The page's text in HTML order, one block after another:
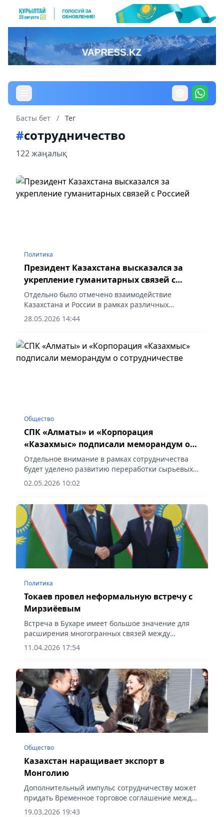
Басты бет / Тег
#сотрудничество
122 жаңалық
Политика
Президент Казахстана высказался за
укрепление гуманитарных связей с
Россией
Отдельно было отмечено взаимодействие
Казахстана и России в рамках различных
многосторонних площадок, сообщает
корреспондент vecher.kz.
28.05.2026 14:44
Общество
СПК «Алматы» и «Корпорация
«Казахмыс» подписали меморандум о
сотрудничестве
Отдельное внимание в рамках сотрудничества
будет уделено развитию переработки сырьевых
ресурсов, сообщает корреспондент vecher.kz.
02.05.2026 10:02
Политика
Токаев провел неформальную встречу с
Мирзиёевым
Встреча в Бухаре имеет большое значение для
расширения многогранных связей между
странами, сообщает Vecher.kz.
11.04.2026 17:54
Общество
Казахстан наращивает экспорт в
Монголию
Дополнительный импульс сотрудничеству может
придать Временное торговое соглашение между
ЕАЭС и Монголией, сообщает Vecher.kz.
19.03.2026 19:43